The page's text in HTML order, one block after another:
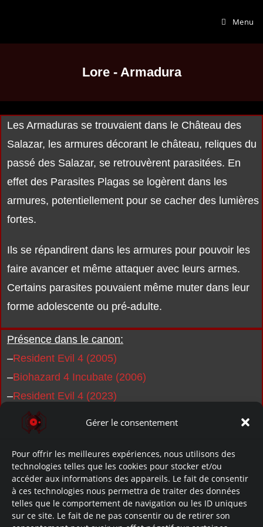
Gérer le consentement
Pour offrir les meilleures expériences, nous utilisons des
technologies telles que les cookies pour stocker et/ou
accéder aux informations des appareils. Le fait de consentir
à ces technologies nous permettra de traiter des données
telles que le comportement de navigation ou les ID uniques
sur ce site. Le fait de ne pas consentir ou de retirer son
Menu
Lore - Armadura
Les Armaduras se trouvaient dans le Château des
Salazar, les armures décorant le château, reliques du
passé des Salazar, se retrouvèrent parasitées. En
effet des Parasites Plagas se logèrent dans les
armures, potentiellement pour se cacher des lumières
fortes.
Ils se répandirent dans les armures pour pouvoir les
faire avancer et même attaquer avec leurs armes.
Certains parasites pouvaient même muter dans leur
forme adolescente ou pré-adulte.
Présence dans le canon:
–Resident Evil 4 (2005)
–Biohazard 4 Incubate (2006)
–Resident Evil 4 (2023)
Resident Evil 4 (2005)/Biohazard 4 (2005)